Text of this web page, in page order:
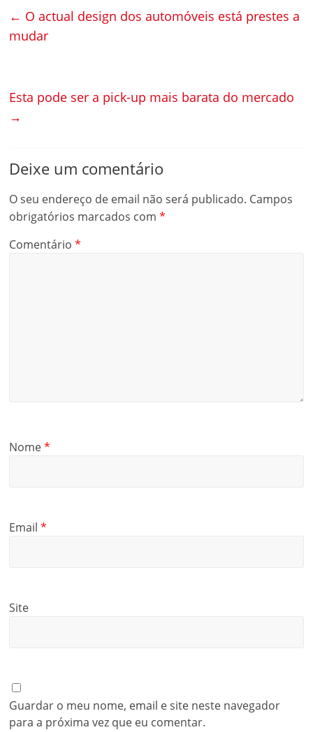
← O actual design dos automóveis está prestes a
mudar
Esta pode ser a pick-up mais barata do mercado
→
Deixe um comentário
O seu endereço de email não será publicado. Campos
obrigatórios marcados com*
Comentário*
Nome*
Email*
Site
Guardar o meu nome, email e site neste navegador
para a próxima vez que eu comentar.